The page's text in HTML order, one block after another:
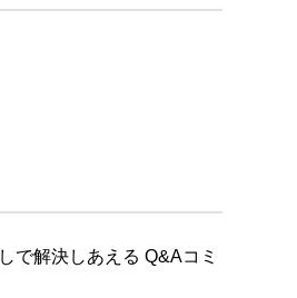
で解決しあえる Q&Aコミ